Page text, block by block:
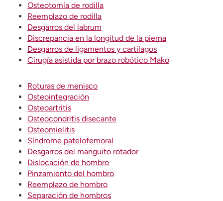
Osteotomía de rodilla
Reemplazo de rodilla
Desgarros del labrum
Discrepancia en la longitud de la pierna
Desgarros de ligamentos y cartílagos
Cirugía asistida por brazo robótico Mako
Roturas de menisco
Osteointegración
Osteoartritis
Osteocondritis disecante
Osteomielitis
Síndrome patelofemoral
Desgarros del manguito rotador
Dislocación de hombro
Pinzamiento del hombro
Reemplazo de hombro
Separación de hombros